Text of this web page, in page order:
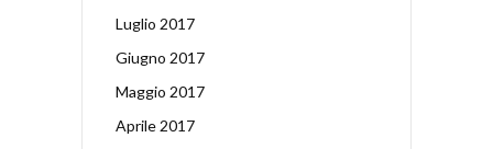
Luglio 2017
Giugno 2017
Maggio 2017
Aprile 2017